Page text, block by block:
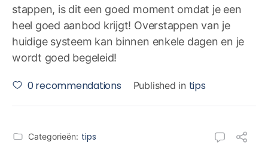
stappen, is dit een goed moment omdat je een
heel goed aanbod krijgt! Overstappen van je
huidige systeem kan binnen enkele dagen en je
wordt goed begeleid!
0recommendations Published in tips
Categorieën: tips